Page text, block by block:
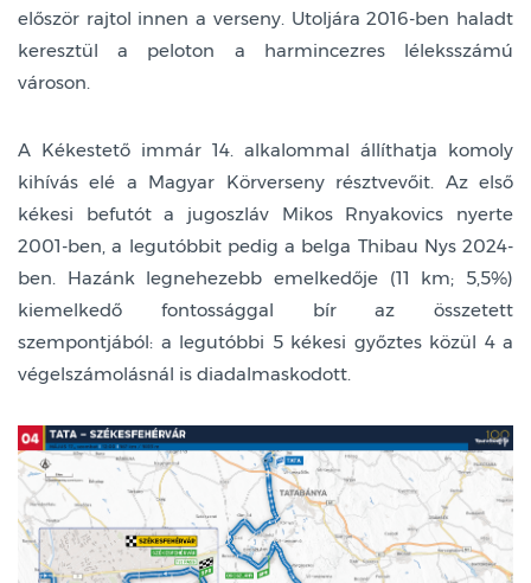
először rajtol innen a verseny. Utoljára 2016-ben haladt
keresztül a peloton a harmincezres léleksszámú
városon.
A Kékestető immár 14. alkalommal állíthatja komoly
kihívás elé a Magyar Körverseny résztvevőit. Az első
kékesi befutót a jugoszláv Mikos Rnyakovics nyerte
2001-ben, a legutóbbit pedig a belga Thibau Nys 2024-
ben. Hazánk legnehezebb emelkedője (11 km; 5,5%)
kiemelkedő fontossággal bír az összetett
szempontjából: a legutóbbi 5 kékesi győztes közül 4 a
végelszámolásnál is diadalmaskodott.